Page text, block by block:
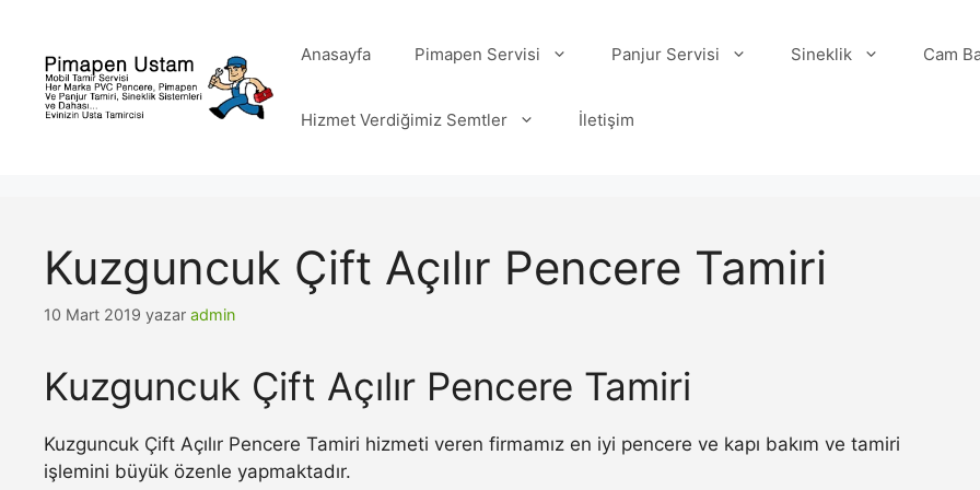
Anasayfa Pimapen Servisi Panjur Servisi Sineklik Cam
Hizmet Verdiğimiz Semtler İletişim
Kuzguncuk Çift Açılır Pencere Tamiri
10 Mart 2019 yazar admin
Kuzguncuk Çift Açılır Pencere Tamiri
Kuzguncuk Çift Açılır Pencere Tamiri hizmeti veren firmamız en iyi pencere ve kapı bakım ve tamiri
işlemini büyük özenle yapmaktadır.